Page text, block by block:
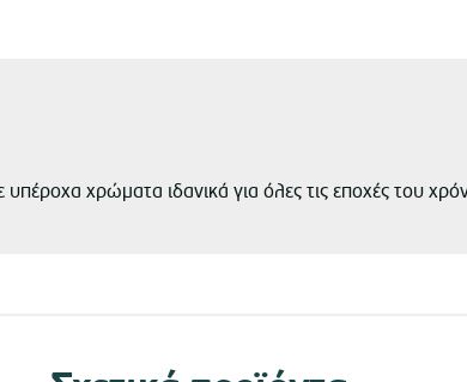
υπέροχα χρώματα ιδανικά για όλες τις εποχές του